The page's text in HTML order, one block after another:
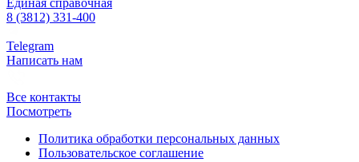
Единая справочная
8 (3812) 331-400
Telegram
Написать нам
Все контакты
Посмотреть
Политика обработки персональных данных
Пользовательское соглашение